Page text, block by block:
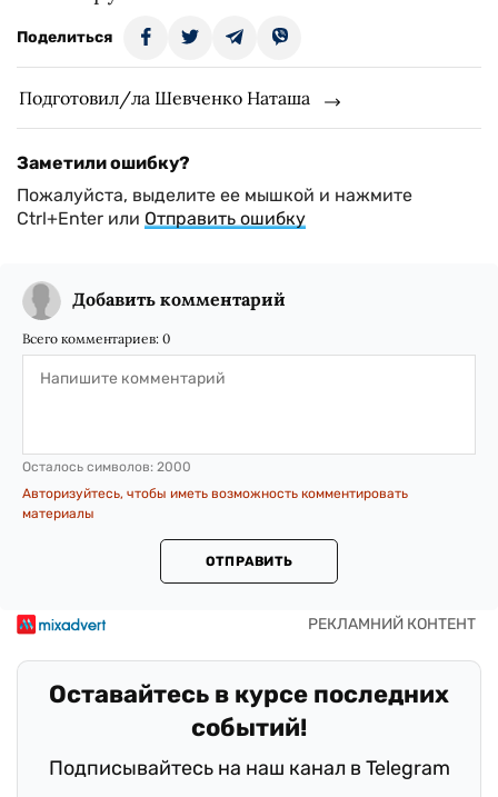
Поделиться
Подготовил/ла Шевченко Наташа
Заметили ошибку?
Пожалуйста, выделите ее мышкой и нажмите
Ctrl+Enter или Отправить ошибку
Добавить комментарий
Всего комментариев: 0
Осталось символов: 2000
Авторизуйтесь, чтобы иметь возможность комментировать
материалы
ОТПРАВИТЬ
Оставайтесь в курсе последних
событий!
Подписывайтесь на наш канал в Telegram